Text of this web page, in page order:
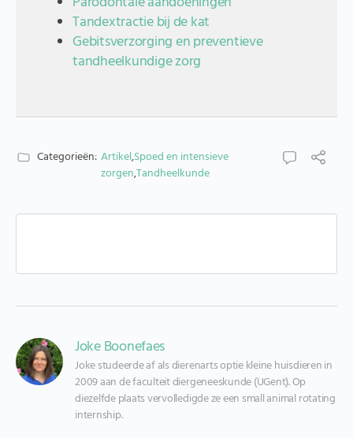
Tandextractie bij de kat
Gebitsverzorging en preventieve
tandheelkundige zorg
Categorieën: Artikel,Spoed en intensieve
zorgen,Tandheelkunde
Joke Boonefaes
Joke studeerde af als dierenarts optie kleine huisdieren in
2009 aan de faculteit diergeneeskunde (UGent). Op
diezelfde plaats vervolledigde ze een small animal rotating
internship.